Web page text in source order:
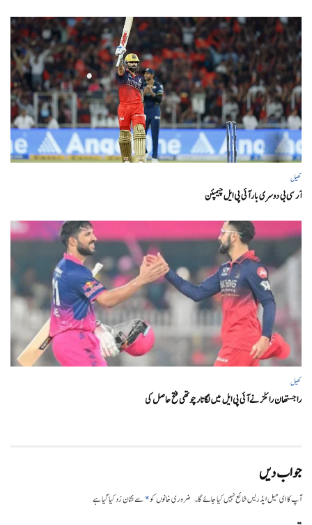
کھیل
آر سی بی دوسری بار آئی پی ایل چیمپئن
کھیل
راجستھان رائلز نے آئی پی ایل میں لگاتار چوتھی فتح حاصل کی
جواب دیں
آپ کا ای میل ایڈریس شائع نہیں کیا جائے گا۔ ضروری خانوں کو*سے نشان زد کیا گیا ہے